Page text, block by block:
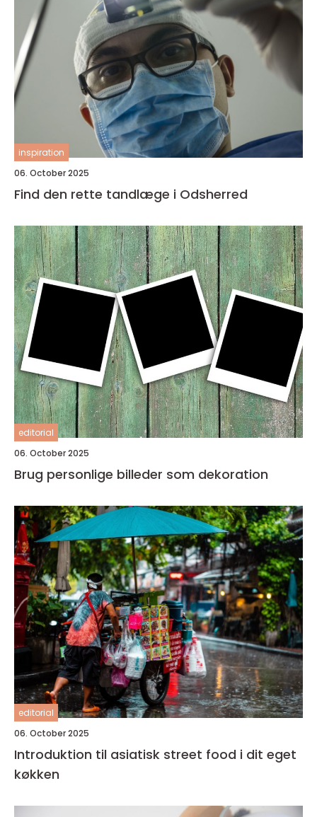
inspiration
06. October 2025
Find den rette tandlæge i Odsherred
editorial
06. October 2025
Brug personlige billeder som dekoration
editorial
06. October 2025
Introduktion til asiatisk street food i dit eget
køkken